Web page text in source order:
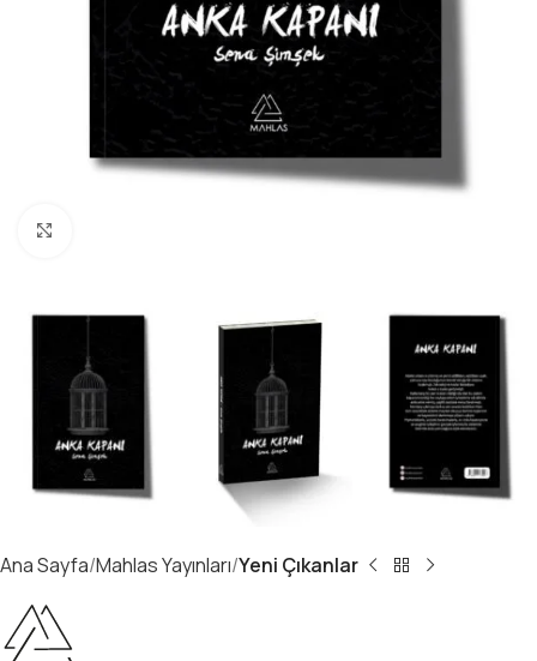
Ana Sayfa Mahlas Yayınları Yeni Çıkanlar